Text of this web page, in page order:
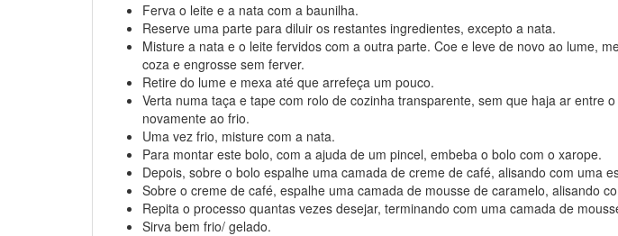
Ferva o leite e a nata com a baunilha.
Reserve uma parte para diluir os restantes ingredientes, excepto a nata.
Misture a nata e o leite fervidos com a outra parte. Coe e leve de novo ao lume,
coza e engrosse sem ferver.
Retire do lume e mexa até que arrefeça um pouco.
Verta numa taça e tape com rolo de cozinha transparente, sem que haja ar entre
novamente ao frio.
Uma vez frio, misture com a nata.
Para montar este bolo, com a ajuda de um pincel, embeba o bolo com o xarope.
Depois, sobre o bolo espalhe uma camada de creme de café, alisando com uma
Sobre o creme de café, espalhe uma camada de mousse de caramelo, alisando
Repita o processo quantas vezes desejar, terminando com uma camada de
Sirva bem frio/ gelado.